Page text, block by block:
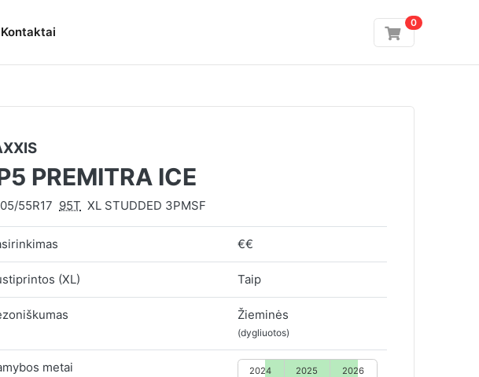
Kontaktai
0
PREMITRA ICE
55R17 95T XL STUDDED 3PMSF
€€
(XL) Taip
Žieminės
(dygliuotos)
metai 2024 2025 2026